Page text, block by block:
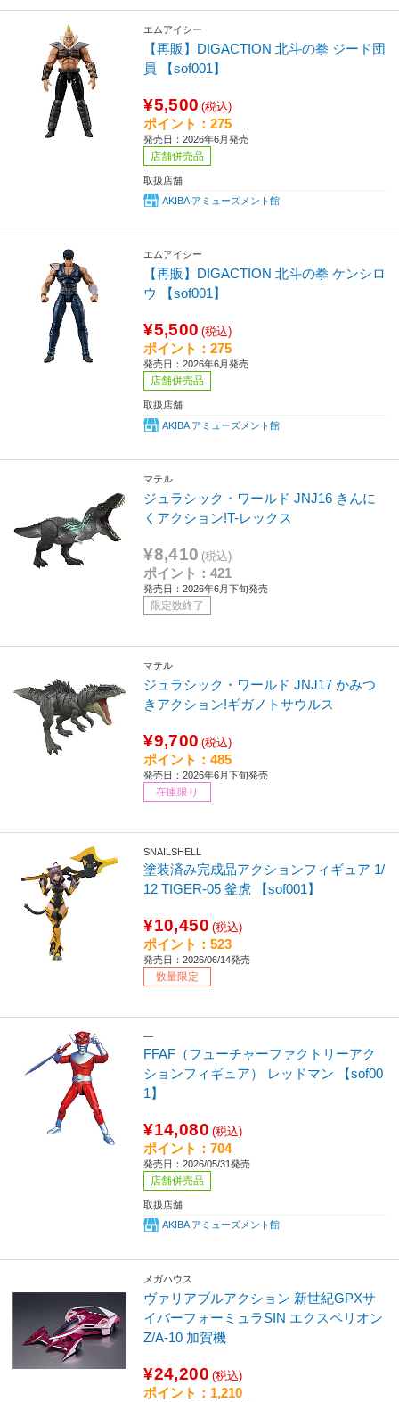
エムアイシー
【再販】DIGACTION 北斗の拳 ジード団
員 【sof001】
¥5,500 (税込)
ポイント：275
発売日：2026年6月発売
店舗併売品
取扱店舗
AKIBA アミューズメント館
エムアイシー
【再販】DIGACTION 北斗の拳 ケンシロ
ウ 【sof001】
¥5,500 (税込)
ポイント：275
発売日：2026年6月発売
店舗併売品
取扱店舗
AKIBA アミューズメント館
マテル
ジュラシック・ワールド JNJ16 きんに
くアクション!T-レックス
¥8,410 (税込)
ポイント：421
発売日：2026年6月下旬発売
限定数終了
マテル
ジュラシック・ワールド JNJ17 かみつ
きアクション!ギガノトサウルス
¥9,700 (税込)
ポイント：485
発売日：2026年6月下旬発売
在庫限り
SNAILSHELL
塗装済み完成品アクションフィギュア 1/
12 TIGER-05 釜虎 【sof001】
¥10,450 (税込)
ポイント：523
発売日：2026/06/14発売
数量限定
―
FFAF（フューチャーファクトリーアク
ションフィギュア） レッドマン 【sof00
1】
¥14,080 (税込)
ポイント：704
発売日：2026/05/31発売
店舗併売品
取扱店舗
AKIBA アミューズメント館
メガハウス
ヴァリアブルアクション 新世紀GPXサ
イバーフォーミュラSIN エクスペリオン
Z/A-10 加賀機
¥24,200 (税込)
ポイント：1,210